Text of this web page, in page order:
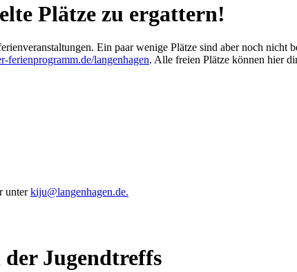
Plätze zu ergattern!
Ein paar wenige Plätze sind aber noch nicht
ferienprogramm.de/langenhagen. Alle freien Plätze können hier
unterkiju@langenhagen.de.
Jugendtreffs